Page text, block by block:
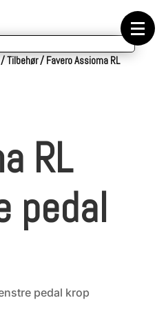
Tilbehør/Favero Assioma RL
RL
pedal
pedal krop